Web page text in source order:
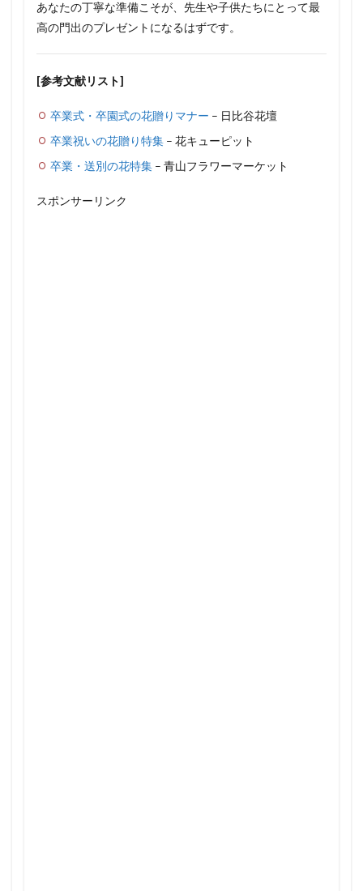
あなたの丁寧な準備こそが、先生や子供たちにとって最
高の門出のプレゼントになるはずです。
[参考文献リスト]
卒業式・卒園式の花贈りマナー – 日比谷花壇
卒業祝いの花贈り特集 – 花キューピット
卒業・送別の花特集 – 青山フラワーマーケット
スポンサーリンク